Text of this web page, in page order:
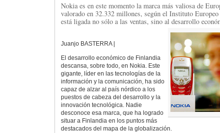
Nokia es en este momento la marca más valiosa de
valorado en 32.332 millones, según el Instituto
está ligada no sólo a las ventas, sino al desarrollo
Juanjo BASTERRA |
El desarrollo económico de Finlandia
descansa, sobre todo, en Nokia. Este
gigante, líder en las tecnologías de la
información y la comunicación, ha sido
capaz de alzar al país nórdico a los
puestos de cabeza del desarrollo y la
innovación tecnológica. Nadie
desconoce esa marca, que ha logrado
situar a Finlandia en los puntos más
destacados del mapa de la globalización.